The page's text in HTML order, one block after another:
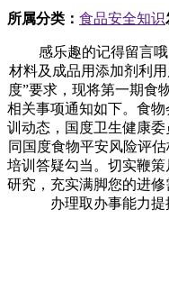
所属分类： 食品安全知识
感乐趣的记得留言哦
材料及成品用添加剂利
度”要求，现将第一期食
相关事项通知如下。食
训动态，国度卫生健康
同国度食物平安风险评
培训答疑勾当。切实鞭
研究，充实满脚您的进
办理取办事能力提